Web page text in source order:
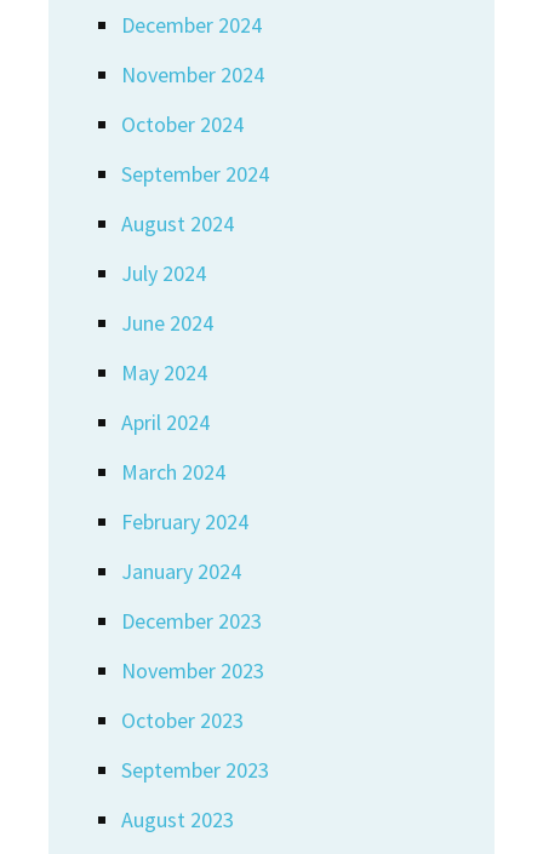
December 2024
November 2024
October 2024
September 2024
August 2024
July 2024
June 2024
May 2024
April 2024
March 2024
February 2024
January 2024
December 2023
November 2023
October 2023
September 2023
August 2023